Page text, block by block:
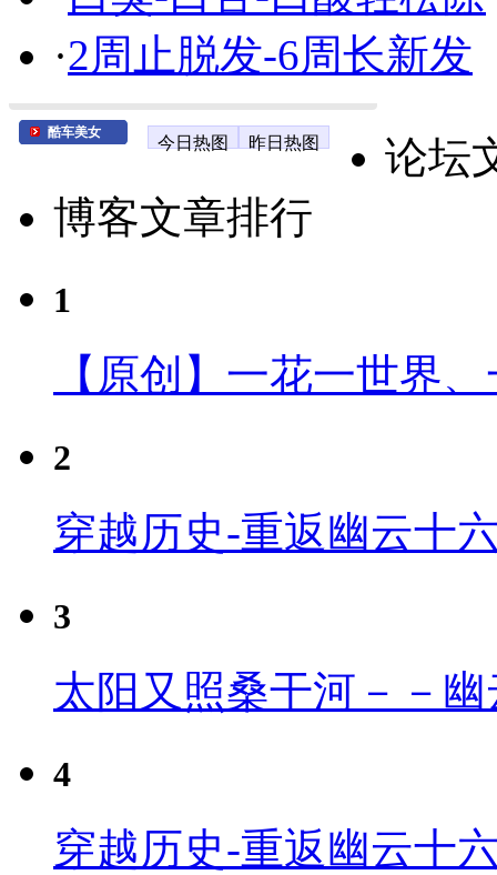
·2周止脱发-6周长新发
酷车美女
今日热图 昨日热图
论坛
博客文章排行
1
【原创】一花一世界
2
穿越历史-重返幽云十
3
太阳又照桑干河－－
4
穿越历史-重返幽云十